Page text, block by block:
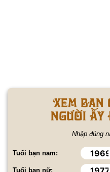
XEM BẠN
NGƯỜI
Nhập đúng
Tuổi bạn nam:
Tuổi bạn nữ: